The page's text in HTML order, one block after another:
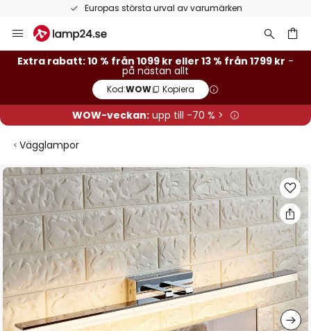
Europas största urval av varumärken
Hoppa
till
innehållet
Extra rabatt: 10 % från 1099 kr eller 13 % från 1799 kr -
på nästan allt
Kod:WOW Kopiera
WOW-veckan:upp till -70 % >
Vägglampor
Hoppa
till
slutet
av
bildgalleriet